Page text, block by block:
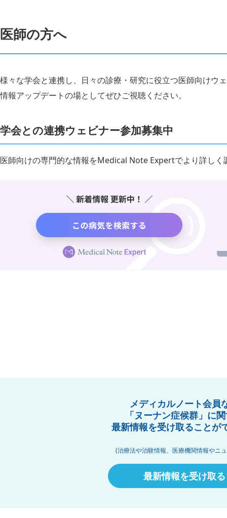
医師の方へ
様々な学会と連携し、日々の診療・研究に役立つ医師向けウ
情報アップデートの場としてぜひご視聴ください。
学会との連携ウェビナー参加募集中
医師向けの専門的な情報をMedical Note Expertでより詳しく
メディカルノート会員
「ヌーナン症候群」に
最新情報を受け取ることが
(治療法や治験情報、医療機関情報やニ
最新情報を受け取る